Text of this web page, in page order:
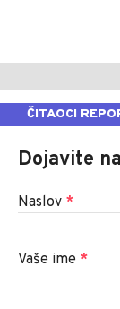
ČITAOCI
Dojavite
Naslov *
Vaše ime *